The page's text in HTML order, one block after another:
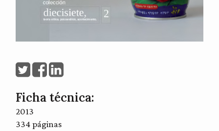
Ficha técnica:
2013
334 páginas